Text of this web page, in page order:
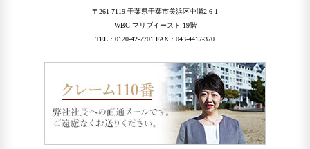
〒261-7119 千葉県千葉市美浜区中瀬2-6-1
WBG マリブイースト 19階
TEL：0120-42-7701 FAX：043-4417-370